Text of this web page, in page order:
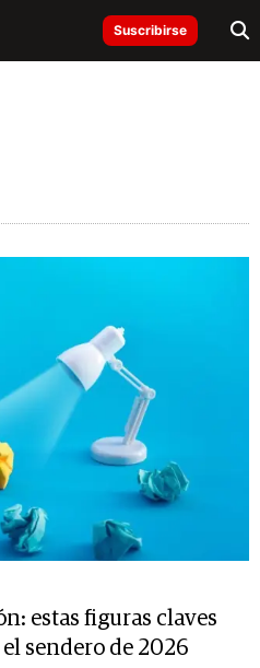
Suscribirse
estas figuras claves
sendero de 2026